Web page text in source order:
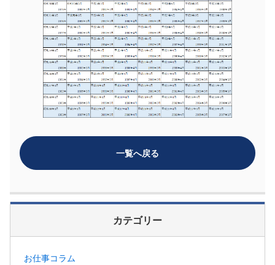
一覧へ戻る
カテゴリー
お仕事コラム